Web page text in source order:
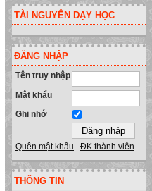
TÀI NGUYÊN DẠY HỌC
ĐĂNG NHẬP
Tên truy nhập
Mật khẩu
Ghi nhớ
Quên mật khẩu ĐK thành viên
THÔNG TIN